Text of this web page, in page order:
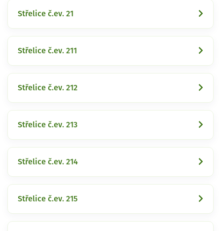
Střelice č.ev. 21
Střelice č.ev. 211
Střelice č.ev. 212
Střelice č.ev. 213
Střelice č.ev. 214
Střelice č.ev. 215